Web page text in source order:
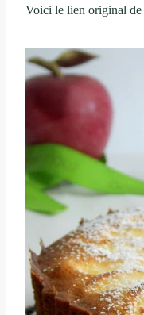
Voici le lien original de